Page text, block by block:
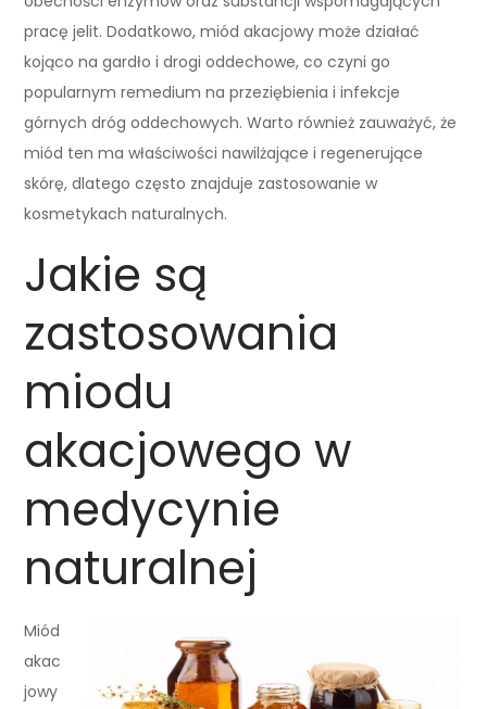
pracę jelit. Dodatkowo, miód akacjowy może działać
kojąco na gardło i drogi oddechowe, co czyni go
popularnym remedium na przeziębienia i infekcje
górnych dróg oddechowych. Warto również zauważyć, że
miód ten ma właściwości nawilżające i regenerujące
skórę, dlatego często znajduje zastosowanie w
kosmetykach naturalnych.
Jakie są
zastosowania
miodu
akacjowego w
medycynie
naturalnej
Miód
akac
jowy